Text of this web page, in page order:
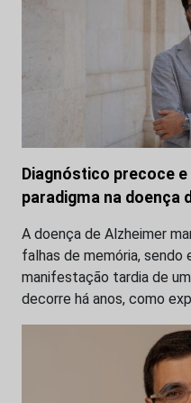
Diagnóstico precoce
paradigma na doença
A doença de Alzheimer
falhas de memória, sendo
manifestação tardia de
decorre há anos, como